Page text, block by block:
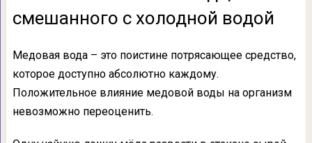
смешанного с холодной водой
Медовая вода – это поистине потрясающее средство,
которое доступно абсолютно каждому.
Положительное влияние медовой воды на организм
невозможно переоценить.